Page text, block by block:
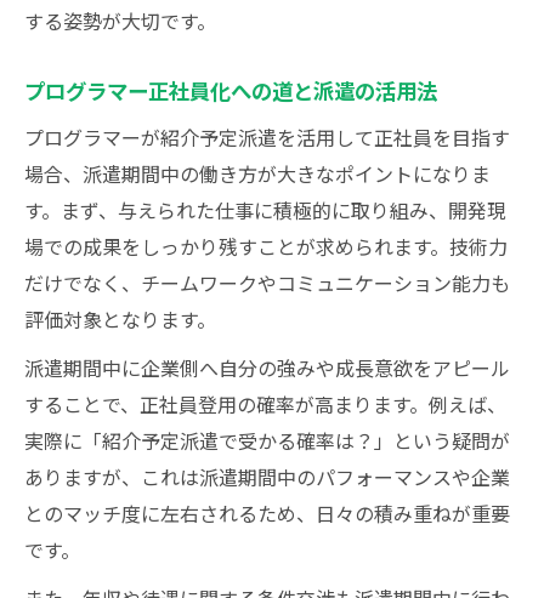
する姿勢が大切です。
プログラマー正社員化への道と派遣の活用法
プログラマーが紹介予定派遣を活用して正社員を目指す
場合、派遣期間中の働き方が大きなポイントになりま
す。まず、与えられた仕事に積極的に取り組み、開発現
場での成果をしっかり残すことが求められます。技術力
だけでなく、チームワークやコミュニケーション能力も
評価対象となります。
派遣期間中に企業側へ自分の強みや成長意欲をアピール
することで、正社員登用の確率が高まります。例えば、
実際に「紹介予定派遣で受かる確率は？」という疑問が
ありますが、これは派遣期間中のパフォーマンスや企業
とのマッチ度に左右されるため、日々の積み重ねが重要
です。